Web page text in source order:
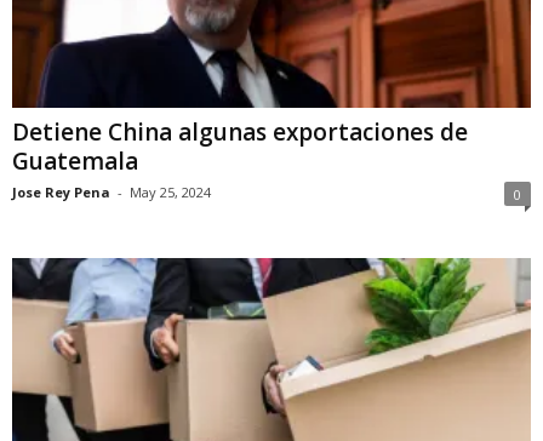
Detiene China algunas exportaciones de
Guatemala
Jose Rey Pena - May 25, 2024 0